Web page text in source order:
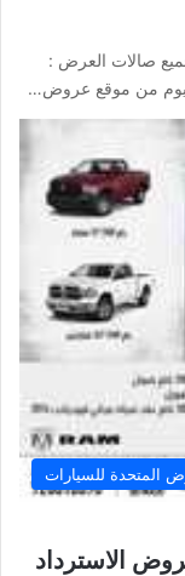
صالات العرض :
من موقع عروض…
المتحدة للسيارات
للسيارات 2017 عروض الاسترداد